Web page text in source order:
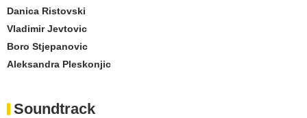
Danica Ristovski
Vladimir Jevtovic
Boro Stjepanovic
Aleksandra Pleskonjic
Soundtrack